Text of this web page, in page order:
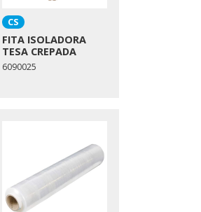
CS
FITA ISOLADORA
TESA CREPADA
6090025